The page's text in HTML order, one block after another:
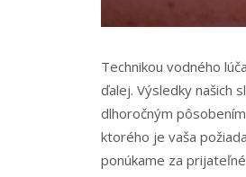
Technikou vodného
ďalej. Výsledky našich
dlhoročným
ktorého je vaša
ponúkame za